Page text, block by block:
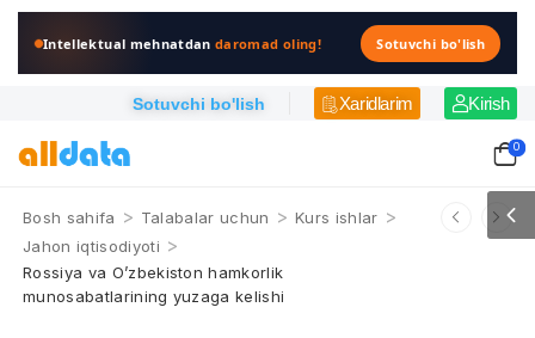
Intellektual mehnatdandaromad oling! Sotuvchi bo'lish
Sotuvchi bo'lish Xaridlarim Kirish
0
Bosh sahifa > Talabalar uchun > Kurs ishlar >
Jahon iqtisodiyoti >
Rossiya va O’zbekiston hamkorlik
munosabatlarining yuzaga kelishi